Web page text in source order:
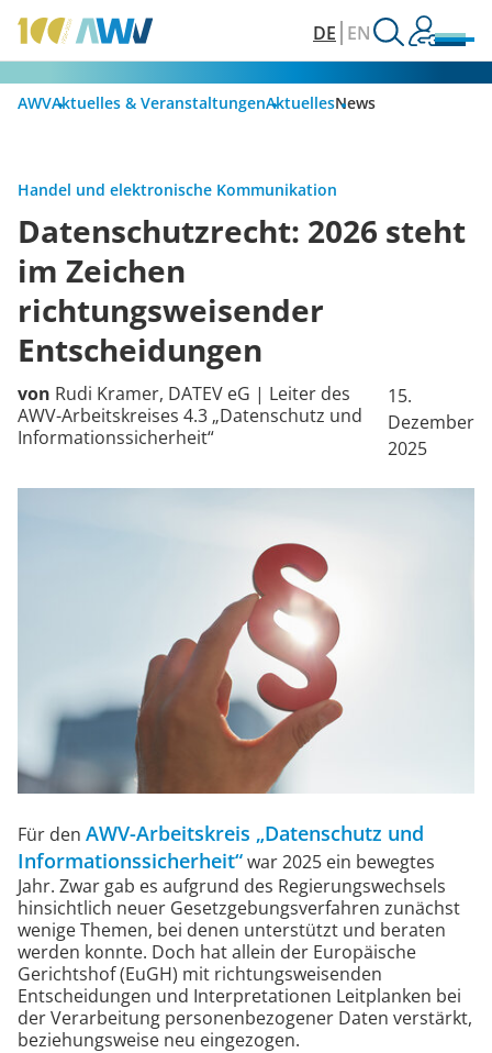
DE EN
AWVAktuelles & VeranstaltungenAktuellesNews
Handel und elektronische Kommunikation
Datenschutzrecht: 2026 steht
im Zeichen
richtungsweisender
Entscheidungen
von Rudi Kramer, DATEV eG | Leiter des
AWV-Arbeitskreises 4.3 „Datenschutz und
Informationssicherheit“
15.
Dezember
2025
Für den AWV-Arbeitskreis „Datenschutz und
Informationssicherheit“war 2025 ein bewegtes
Jahr. Zwar gab es aufgrund des Regierungswechsels
hinsichtlich neuer Gesetzgebungsverfahren zunächst
wenige Themen, bei denen unterstützt und beraten
werden konnte. Doch hat allein der Europäische
Gerichtshof (EuGH) mit richtungsweisenden
Entscheidungen und Interpretationen Leitplanken bei
der Verarbeitung personenbezogener Daten verstärkt,
beziehungsweise neu eingezogen.